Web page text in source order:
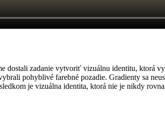
dostali zadanie vytvoriť vizuálnu identitu, ktorá
pohyblivé farebné pozadie. Gradienty sa
je vizuálna identita, ktorá nie je nikdy